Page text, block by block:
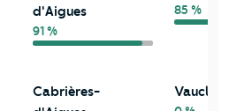
d'Aigues
91 %
85 %
Cabrières-
Vaucluse